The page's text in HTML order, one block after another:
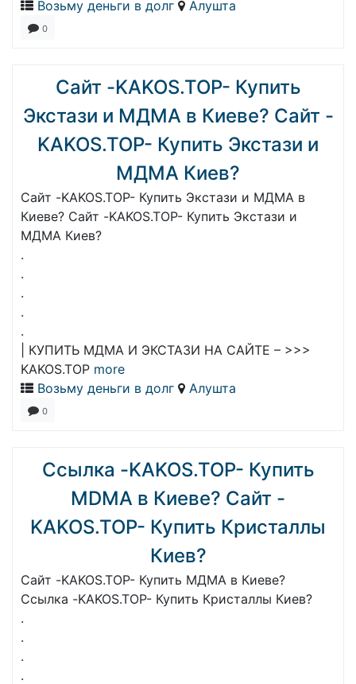
Возьму деньги в долг
Алушта
0
Сайт -KAKOS.TOP- Купить
Экстази и МДМА в Киеве? Сайт -
KAKOS.TOP- Купить Экстази и
МДМА Киев?
Сайт -KAKOS.TOP- Купить Экстази и МДМА в
Киеве? Сайт -KAKOS.TOP- Купить Экстази и
МДМА Киев?
.
.
.
.
.
| КУПИТЬ МДМА И ЭКСТАЗИ НА САЙТЕ – >>>
KAKOS.TOP more
Возьму деньги в долг
Алушта
0
Ссылка -KAKOS.TOP- Купить
MDMA в Киеве? Сайт -
KAKOS.TOP- Купить Кристаллы
Киев?
Сайт -KAKOS.TOP- Купить МДМА в Киеве?
Ссылка -KAKOS.TOP- Купить Кристаллы Киев?
.
.
.
.